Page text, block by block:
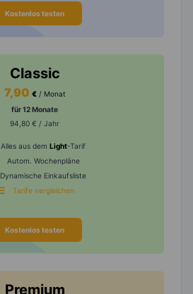
Kostenlos testen
Classic
7,90 € / Monat
für 12 Monate
94,80 € / Jahr
Alles aus dem Light-Tarif
Autom. Wochenpläne
Dynamische Einkaufsliste
Tarife vergleichen
Kostenlos testen
Premium